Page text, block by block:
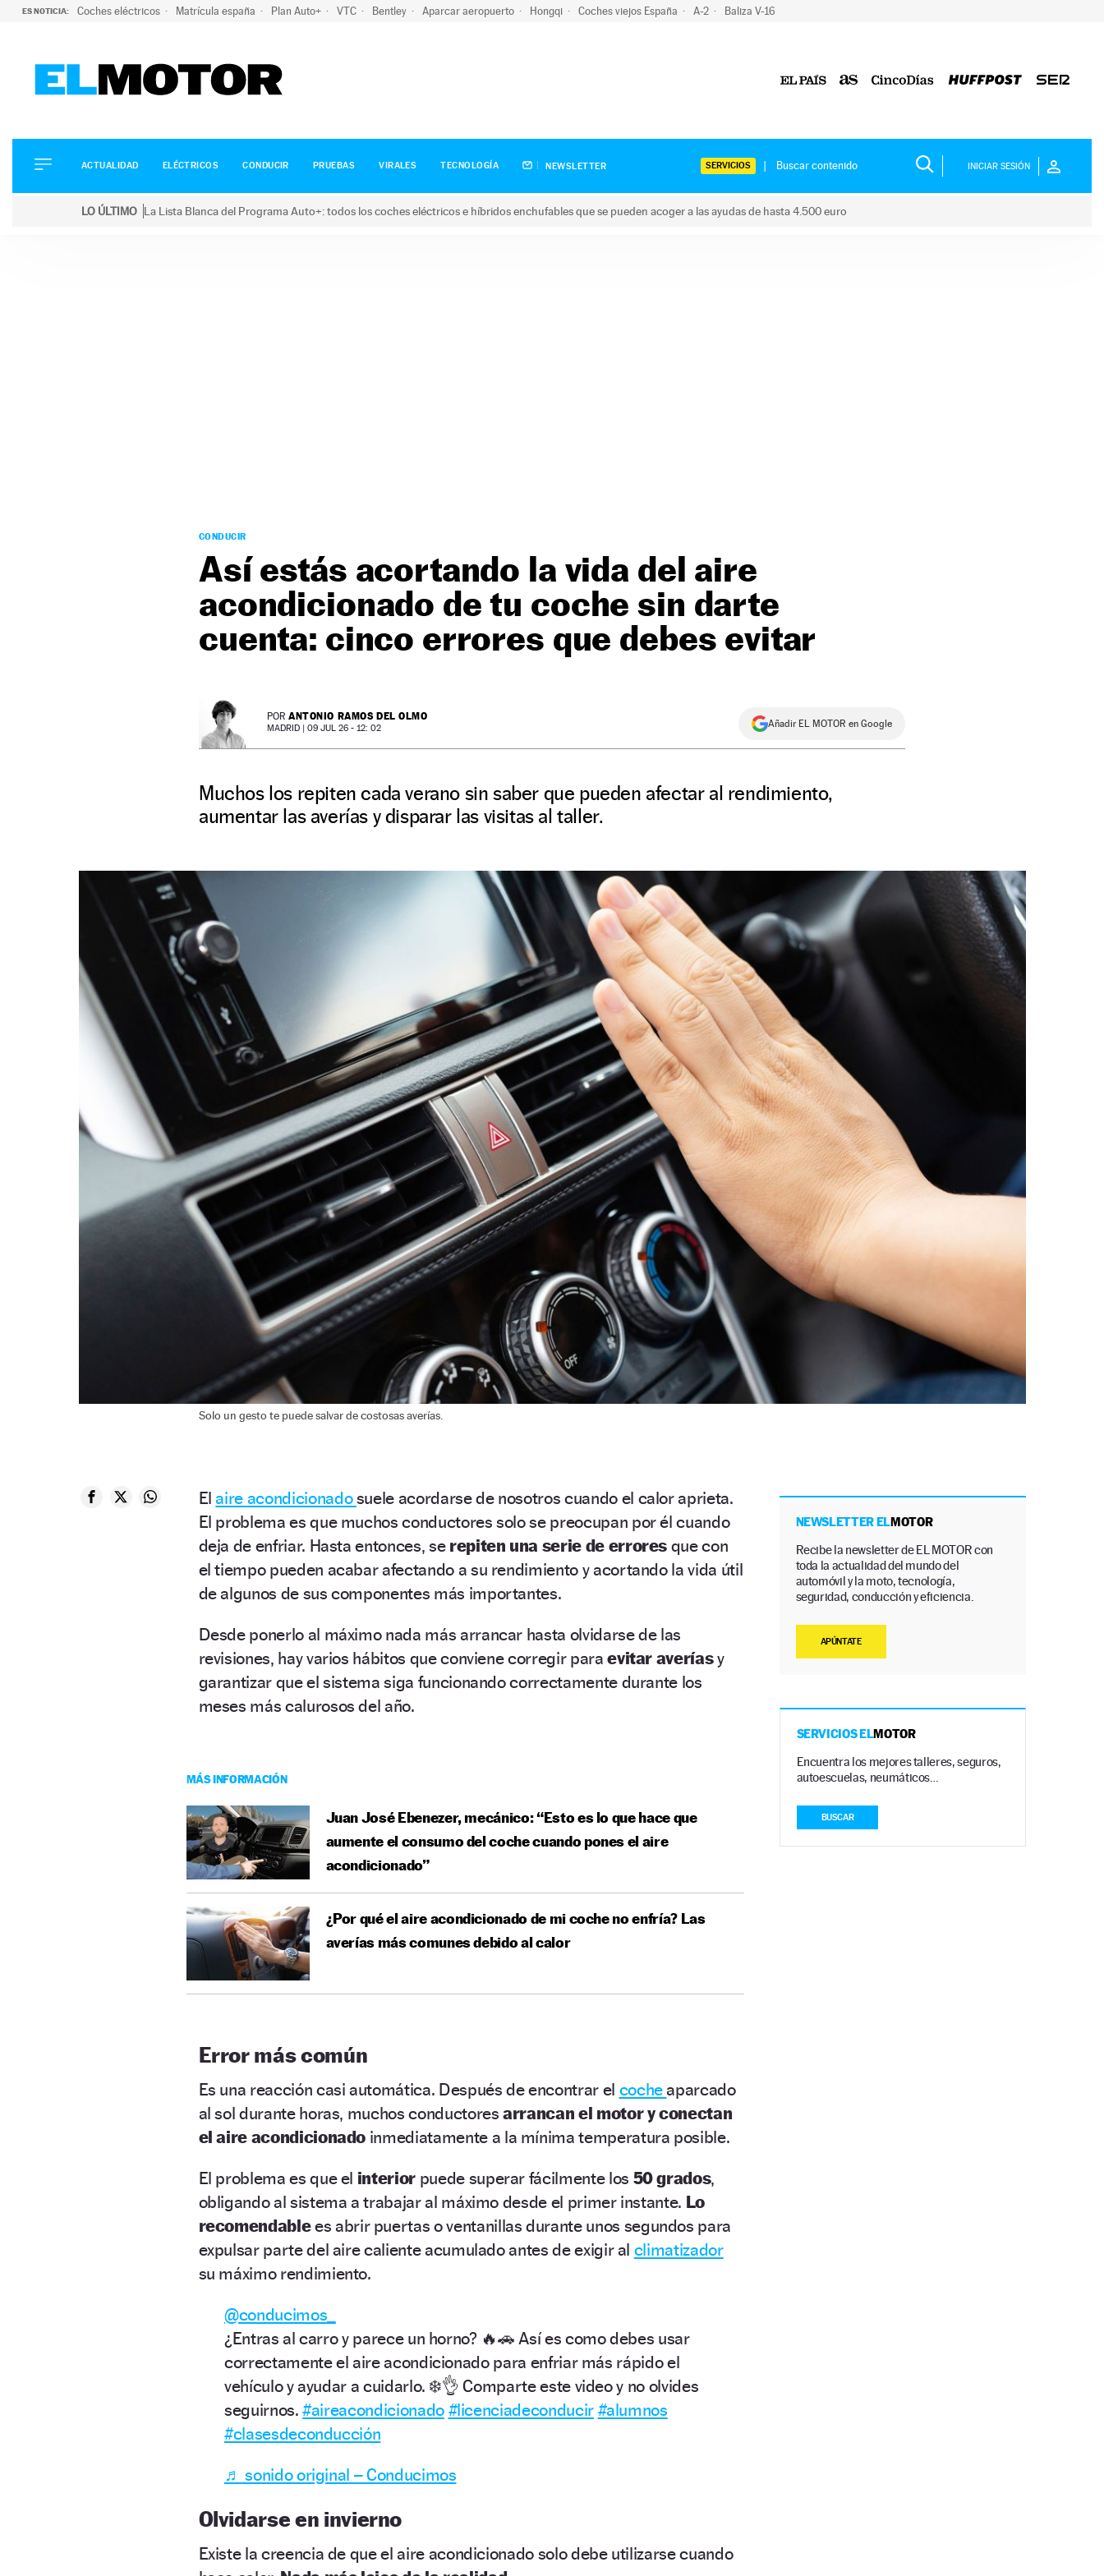
ES NOTICIA: Coches eléctricos Matrícula españa Plan Auto+ VTC Bentley Aparcar aeropuerto Hongqi Coches viejos España A-2 Baliza V-16
ELÉCTRICOS
CONDUCIR
ACTUALIDAD ELÉCTRICOS CONDUCIR PRUEBAS VIRALES TECNOLOGÍA NEWSLETTER SERVICIOS INICIAR SESIÓN
LO ÚLTIMO La Lista Blanca del Programa Auto+: todos los coches eléctricos e híbridos enchufables que se pueden acoger a las ayudas de hasta 4.500 euro
CONDUCIR
Así estás acortando la vida del aire
acondicionado de tu coche sin darte
cuenta: cinco errores que debes evitar
POR ANTONIO RAMOS DEL OLMO
MADRID | 09 JUL 26 - 12: 02 Añadir EL MOTOR en Google
Muchos los repiten cada verano sin saber que pueden afectar al rendimiento,
aumentar las averías y disparar las visitas al taller.
Solo un gesto te puede salvar de costosas averías.
Elaire acondicionadosuele acordarse de nosotros cuando el calor aprieta.
El problema es que muchos conductores solo se preocupan por él cuando
deja de enfriar. Hasta entonces, se repiten una serie de errores que con
el tiempo pueden acabar afectando a su rendimiento y acortando la vida útil
de algunos de sus componentes más importantes.
Desde ponerlo al máximo nada más arrancar hasta olvidarse de las
revisiones, hay varios hábitos que conviene corregir para evitar averíasy
garantizar que el sistema siga funcionando correctamente durante los
meses más calurosos del año.
MÁS INFORMACIÓN
Juan José Ebenezer, mecánico: “Esto es lo que hace que
aumente el consumo del coche cuando pones el aire
acondicionado”
¿Por qué el aire acondicionado de mi coche no enfría? Las
averías más comunes debido al calor
Error más común
Es una reacción casi automática. Después de encontrar el cocheaparcado
al sol durante horas, muchos conductoresarrancan el motor y conectan
el aire acondicionado inmediatamente a la mínima temperatura posible.
El problema es que el interior puede superar fácilmente los 50 grados,
obligando al sistema a trabajar al máximo desde el primer instante. Lo
recomendablees abrir puertas o ventanillas durante unos segundos para
expulsar parte del aire caliente acumulado antes de exigir al climatizador
su máximo rendimiento.
@conducimos_
¿Entras al carro y parece un horno? 🔥🚗 Así es como debes usar
correctamente el aire acondicionado para enfriar más rápido el
vehículo y ayudar a cuidarlo. ❄️👌 Comparte este video y no olvides
seguirnos.#aireacondicionado #licenciadeconducir #alumnos
#clasesdeconducción
♬ sonido original – Conducimos
Olvidarse en invierno
Existe la creencia de que el aire acondicionado solo debe utilizarse cuando
NEWSLETTER ELMOTOR
Recibe la newsletter de EL MOTOR con
toda la actualidad del mundo del
automóvil y la moto, tecnología,
seguridad, conducción y eficiencia.
APÚNTATE
SERVICIOS ELMOTOR
Encuentra los mejores talleres, seguros,
autoescuelas, neumáticos…
BUSCAR